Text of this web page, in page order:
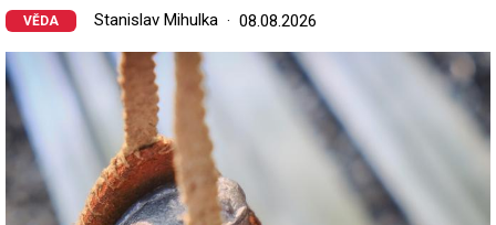
VĚDA Stanislav Mihulka 08.08.2026
Image